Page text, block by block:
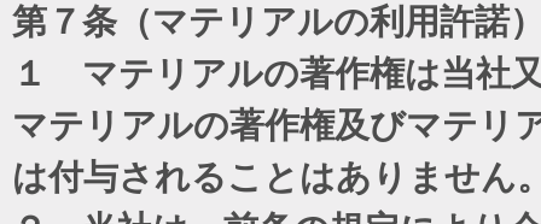
第７条（マテリアルの利用許諾
１ マテリアルの著作権は当社
マテリアルの著作権及びマテリ
は付与されることはありません